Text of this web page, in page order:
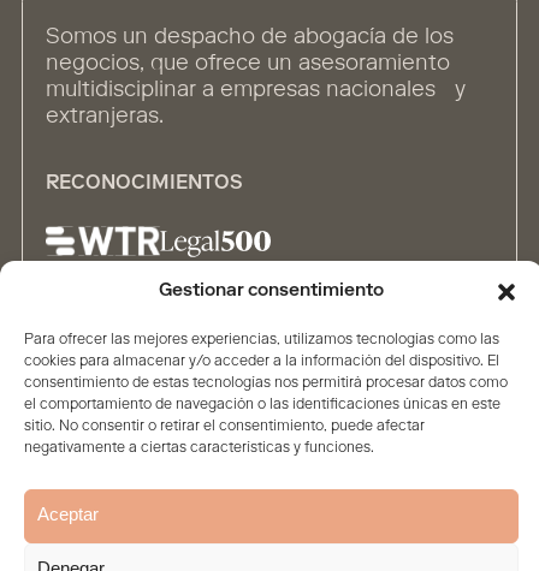
Gestionar consentimiento
Para ofrecer las mejores experiencias, utilizamos tecnologías como las
cookies para almacenar y/o acceder a la información del dispositivo. El
consentimiento de estas tecnologías nos permitirá procesar datos como
el comportamiento de navegación o las identificaciones únicas en este
sitio. No consentir o retirar el consentimiento, puede afectar
negativamente a ciertas características y funciones.
Aceptar
Somos un despacho de abogacía de los
negocios, que ofrece un asesoramiento
multidisciplinar a empresas nacionales y
extranjeras.
RECONOCIMIENTOS
ALIANZAS
InicioFirma